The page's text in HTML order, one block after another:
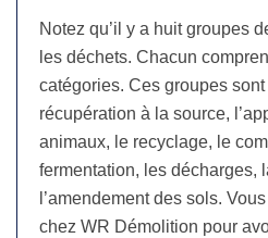
Notez qu’il y a huit groupes
les déchets. Chacun
catégories. Ces groupes
récupération à la source,
animaux, le recyclage, le
fermentation, les décharges,
l’amendement des sols.
chez WR Démolition pour